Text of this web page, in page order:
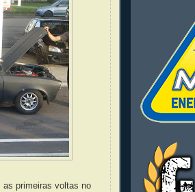
as primeiras voltas no